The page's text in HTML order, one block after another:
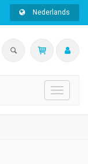
Nederlands
Toggle